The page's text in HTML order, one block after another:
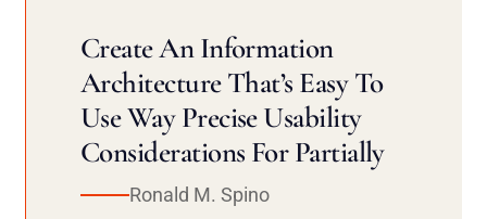
Create An Information
Architecture That’s Easy To
Use Way Precise Usability
Considerations For Partially
Ronald M. Spino